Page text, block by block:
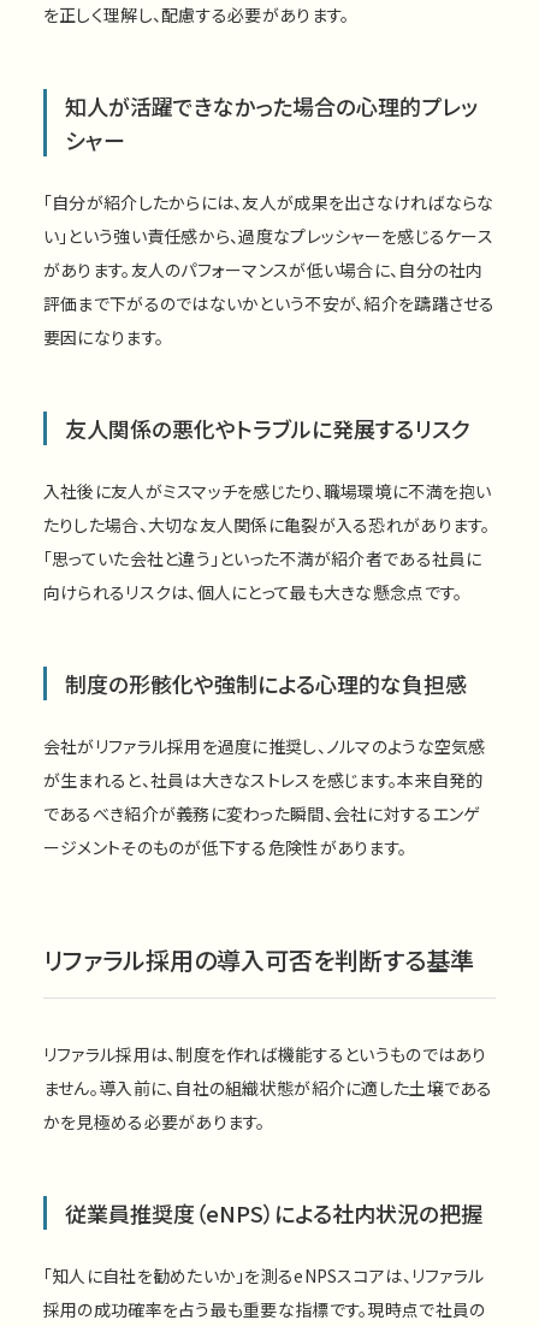
を正しく理解し、配慮する必要があります。
知人が活躍できなかった場合の心理的プレッ
シャー
「自分が紹介したからには、友人が成果を出さなければならな
い」という強い責任感から、過度なプレッシャーを感じるケース
があります。友人のパフォーマンスが低い場合に、自分の社内
評価まで下がるのではないかという不安が、紹介を躊躇させる
要因になります。
友人関係の悪化やトラブルに発展するリスク
入社後に友人がミスマッチを感じたり、職場環境に不満を抱い
たりした場合、大切な友人関係に亀裂が入る恐れがあります。
「思っていた会社と違う」といった不満が紹介者である社員に
向けられるリスクは、個人にとって最も大きな懸念点です。
制度の形骸化や強制による心理的な負担感
会社がリファラル採用を過度に推奨し、ノルマのような空気感
が生まれると、社員は大きなストレスを感じます。本来自発的
であるべき紹介が義務に変わった瞬間、会社に対するエンゲ
ージメントそのものが低下する危険性があります。
リファラル採用の導入可否を判断する基準
リファラル採用は、制度を作れば機能するというものではあり
ません。導入前に、自社の組織状態が紹介に適した土壌である
かを見極める必要があります。
従業員推奨度（eNPS）による社内状況の把握
「知人に自社を勧めたいか」を測るeNPSスコアは、リファラル
採用の成功確率を占う最も重要な指標です。現時点で社員の